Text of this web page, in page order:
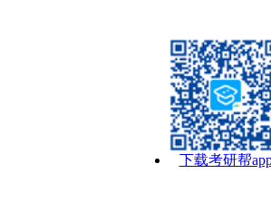
下载考研帮